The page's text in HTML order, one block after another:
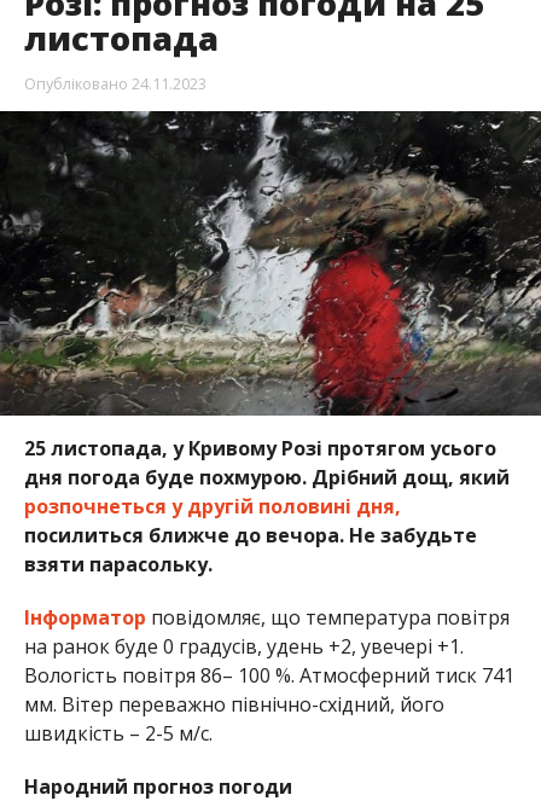
листопада
Опубліковано 24.11.2023
25 листопада, у Кривому Розі протягом усього
дня погода буде похмурою. Дрібний дощ, який
розпочнеться у другій половині дня,
посилиться ближче до вечора. Не забудьте
взяти парасольку.
Інформатор повідомляє, що температура повітря
на ранок буде 0 градусів, удень +2, увечері +1.
Вологість повітря 86– 100 %. Атмосферний тиск 741
мм. Вітер переважно північно-східний, його
швидкість – 2-5 м/с.
Народний прогноз погоди